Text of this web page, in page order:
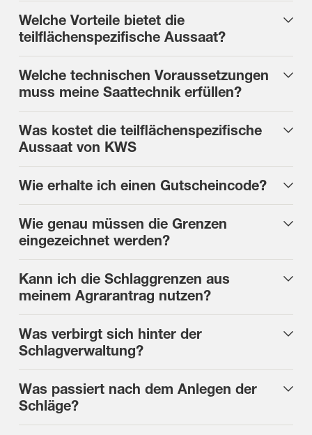
Welche Vorteile bietet die
teilflächenspezifische Aussaat?
Welche technischen Voraussetzungen
muss meine Saattechnik erfüllen?
Was kostet die teilflächenspezifische
Aussaat von KWS
Wie erhalte ich einen Gutscheincode?
Wie genau müssen die Grenzen
eingezeichnet werden?
Kann ich die Schlaggrenzen aus
meinem Agrarantrag nutzen?
Was verbirgt sich hinter der
Schlagverwaltung?
Was passiert nach dem Anlegen der
Schläge?